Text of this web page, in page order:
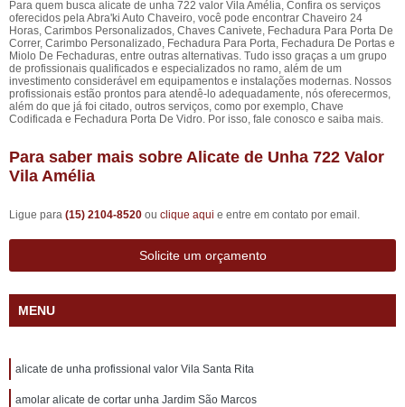
Para quem busca alicate de unha 722 valor Vila Amélia, Confira os serviços
oferecidos pela Abra'ki Auto Chaveiro, você pode encontrar Chaveiro 24
Horas, Carimbos Personalizados, Chaves Canivete, Fechadura Para Porta De
Correr, Carimbo Personalizado, Fechadura Para Porta, Fechadura De Portas e
Miolo De Fechaduras, entre outras alternativas. Tudo isso graças a um grupo
de profissionais qualificados e especializados no ramo, além de um
investimento considerável em equipamentos e instalações modernas. Nossos
profissionais estão prontos para atendê-lo adequadamente, nós oferecermos,
além do que já foi citado, outros serviços, como por exemplo, Chave
Codificada e Fechadura Porta De Vidro. Por isso, fale conosco e saiba mais.
Para saber mais sobre Alicate de Unha 722 Valor
Vila Amélia
Ligue para (15) 2104-8520 ou clique aqui e entre em contato por email.
Solicite um orçamento
MENU
alicate de unha profissional valor Vila Santa Rita
amolar alicate de cortar unha Jardim São Marcos